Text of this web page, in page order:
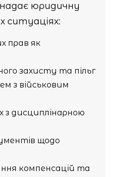
юридичну
ситуаціях:
прав як
захисту та пільг
з військовим
з дисциплінарною
щодо
компенсацій та